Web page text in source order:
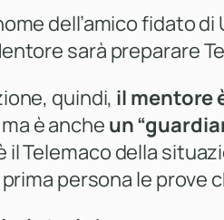
dell’amico fidato
sarà preparare
quindi, il mentore
è anche un
il Telemaco della
persona le prove